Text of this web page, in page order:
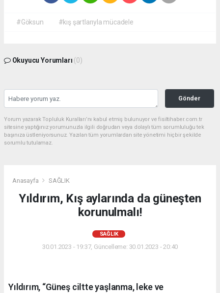
#Göksun #kış şartlarıyla mücadele
Okuyucu Yorumları (0)
Gönder
Yorum yazarak Topluluk Kuralları’nı kabul etmiş bulunuyor ve fisiltihaber.com.tr
sitesine yaptığınız yorumunuzla ilgili doğrudan veya dolaylı tüm sorumluluğu tek
başınıza üstleniyorsunuz. Yazılan tüm yorumlardan site yönetimi hiçbir şekilde
sorumlu tutulamaz.
Anasayfa SAĞLIK
Yıldırım, Kış aylarında da güneşten
korunulmalı!
SAĞLIK
30.01.2023 - 19:37, Güncelleme: 30.01.2023 - 20:40
Yıldırım, “Güneş ciltte yaşlanma, leke ve